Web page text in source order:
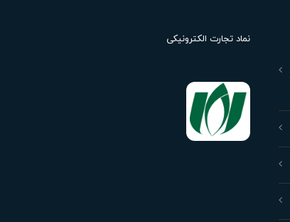
نماد تجارت الکترونیکی